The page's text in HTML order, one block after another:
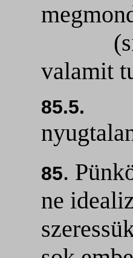
valamit
85.5.
85.
ne